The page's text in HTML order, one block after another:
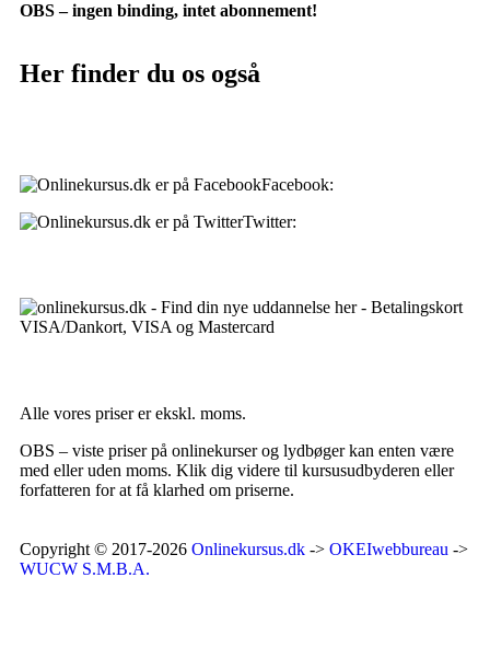
OBS – ingen binding, intet abonnement!
Her finder du os også
Facebook:
Twitter:
Alle vores priser er ekskl. moms.
OBS – viste priser på onlinekurser og lydbøger kan enten være
med eller uden moms. Klik dig videre til kursusudbyderen eller
forfatteren for at få klarhed om priserne.
Copyright © 2017-2026 Onlinekursus.dk -> OKEIwebbureau ->
WUCW S.M.B.A.